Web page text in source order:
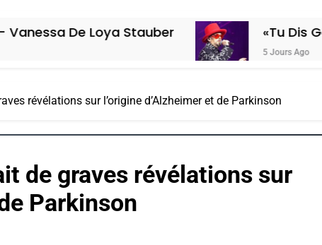
Stauber «Tu Dis Génocide, Je
5 Jours Ago
révélations sur l’origine d’Alzheimer et de Parkinson
de graves révélations sur
Parkinson